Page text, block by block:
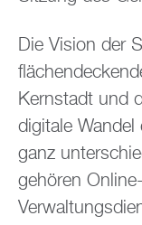
Die Vision der
Kernstadt und
digitale Wandel
ganz
gehören